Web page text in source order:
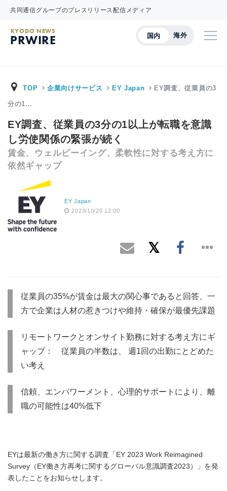
共同通信グループのプレスリリース配信メディア
国内 海外
KYODO NEWS
PRWIRE
TOP 企業向けサービス EY Japan EY調査、従業員の3
分の1…
EY調査、従業員の3分の1以上が転職を意識
し労使関係の緊張が続く
賃金、ウェルビーイング、柔軟性に対する考え方に
依然ギャップ
EY Japan
2023/10/20 12:00
従業員の35%が賃金は最大の関心事であると回答、一
方で企業は人材の惹きつけや維持・確保が最優先課題
リモートワークとオンサイト勤務に対する考え方にギ
ャップ： 従業員の半数は、 週1回の出勤にとどめた
い考え
信頼、エンパワーメント、心理的サポートにより、離
職の可能性は40%低下
EYは最新の働き方に関する調査「EY 2023 Work Reimagined
Survey（EY働き方再考に関するグローバル意識調査2023）」を発
表したことをお知らせします。